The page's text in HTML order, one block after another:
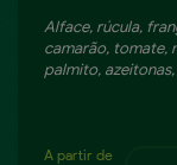
Alface, rúcula,
camarão, tomate,
palmito,